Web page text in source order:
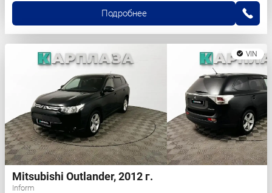
Подробнее
VIN
Mitsubishi Outlander, 2012 г.
Inform